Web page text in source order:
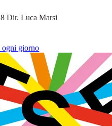
Dir. Luca Marsi
ogni giorno